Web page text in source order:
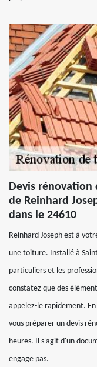
Devis
de Reinhard
dans le 24610
Reinhard Joseph est à
une toiture. Installé à
particuliers et les
constatez que des
appelez-le rapidement.
vous préparer un devis
heures. Il s'agit d'un
engage pas.